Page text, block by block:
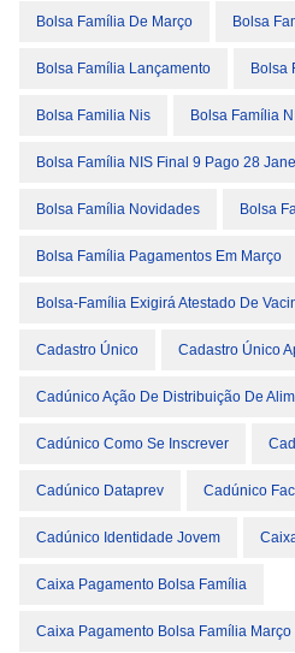
Bolsa Família De Março Bolsa
Bolsa Família Lançamento Bolsa
Bolsa Familia Nis Bolsa Família
Bolsa Família NIS Final 9 Pago 28
Bolsa Família Novidades Bolsa
Bolsa Família Pagamentos Em Março
Bolsa-Família Exigirá Atestado De
Cadastro Único Cadastro Único
Cadúnico Ação De Distribuição De
Cadúnico Como Se Inscrever
Cadúnico Dataprev Cadúnico
Cadúnico Identidade Jovem
Caixa Pagamento Bolsa Família
Caixa Pagamento Bolsa Família Março